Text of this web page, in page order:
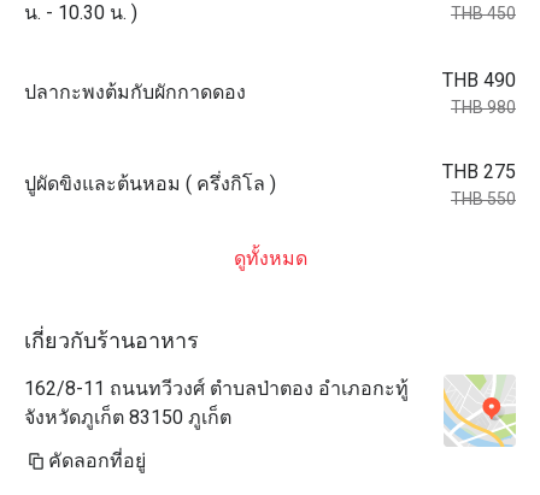
น. - 10.30 น. )
THB 450
ปลากะพงต้มกับผักกาดดอง
THB 490
THB 980
ปูผัดขิงและต้นหอม ( ครึ่งกิโล​ )
THB 275
THB 550
ดูทั้งหมด
เกี่ยวกับร้านอาหาร
162/8-11 ถนนทวีวงศ์ ตำบลป่าตอง อำเภอกะทู้
จังหวัดภูเก็ต 83150 ภูเก็ต
คัดลอกที่อยู่